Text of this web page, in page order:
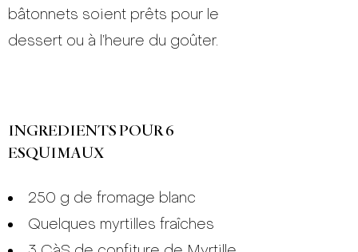
bâtonnets soient prêts pour le
dessert ou à l’heure du goûter.
INGREDIENTS POUR 6
ESQUIMAUX
250 g de fromage blanc
Quelques myrtilles fraîches